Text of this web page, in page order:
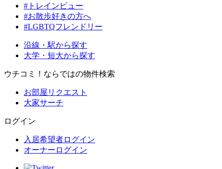
#トレインビュー
#お散歩好きの方へ
#LGBTQフレンドリー
沿線・駅から探す
大学・短大から探す
ウチコミ！ならではの物件検索
お部屋リクエスト
大家サーチ
ログイン
入居希望者ログイン
オーナーログイン